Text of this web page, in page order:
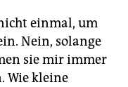
einmal, um
Nein, solange
sie mir immer
Wie kleine